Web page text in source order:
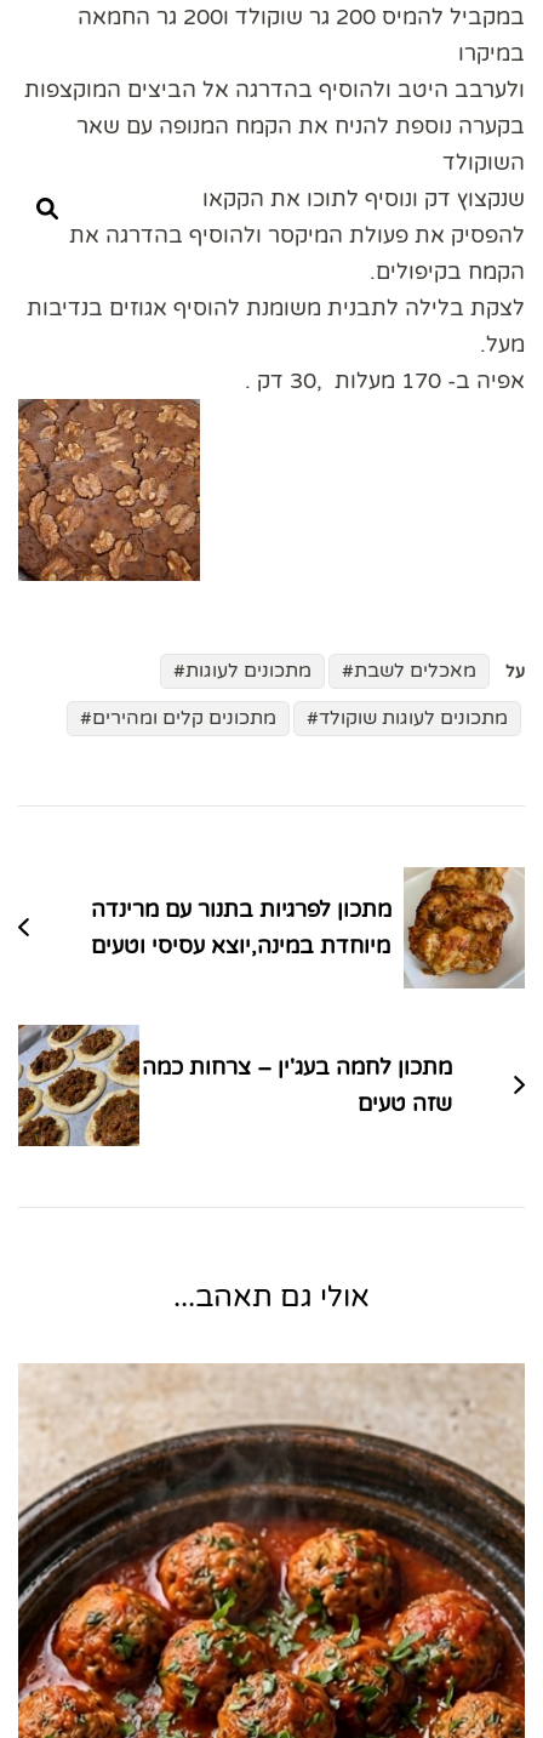
במקביל להמיס 200 גר שוקולד ו200 גר החמאה
במיקרו
ולערבב היטב ולהוסיף בהדרגה אל הביצים המוקצפות
בקערה נוספת להניח את הקמח המנופה עם שאר
השוקולד
שנקצוץ דק ונוסיף לתוכו את הקקאו
להפסיק את פעולת המיקסר ולהוסיף בהדרגה את
הקמח בקיפולים.
לצקת בלילה לתבנית משומנת להוסיף אגוזים בנדיבות
מעל.
אפיה ב- 170 מעלות ,30 דק .
על מאכלים לשבת
מתכונים לעוגות
מתכונים לעוגות שוקולד
מתכונים קלים ומהירים
בפוסטים
מתכון לפרגיות בתנור עם מרינדה
מיוחדת במינה,יוצא עסיסי וטעים
מתכון לחמה בעג'ין – צרחות כמה
שזה טעים
אולי גם תאהב...